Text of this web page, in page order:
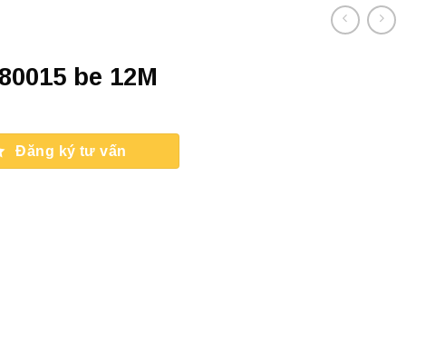
be 12M
Đăng ký tư vấn